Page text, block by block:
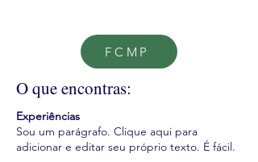
FCMP
O que encontras:
Sou um parágrafo. Clique aqui para
adicionar e editar seu próprio texto. É fácil.
Experiências